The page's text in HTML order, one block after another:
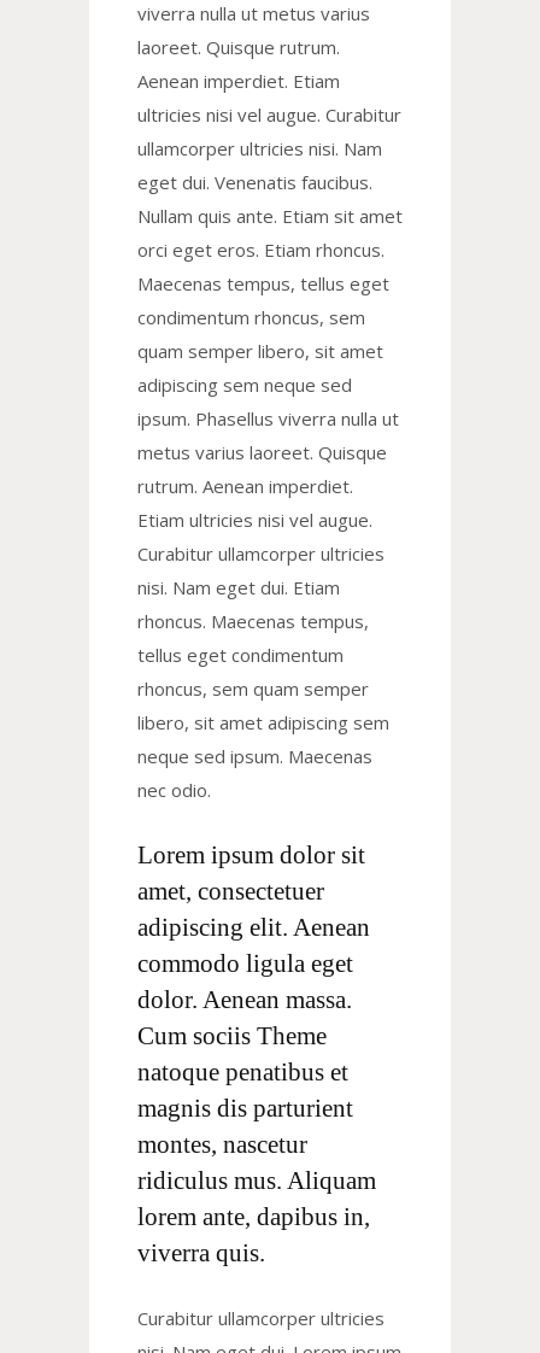
viverra nulla ut metus varius
laoreet. Quisque rutrum.
Aenean imperdiet. Etiam
ultricies nisi vel augue. Curabitur
ullamcorper ultricies nisi. Nam
eget dui. Venenatis faucibus.
Nullam quis ante. Etiam sit amet
orci eget eros. Etiam rhoncus.
Maecenas tempus, tellus eget
condimentum rhoncus, sem
quam semper libero, sit amet
adipiscing sem neque sed
ipsum. Phasellus viverra nulla ut
metus varius laoreet. Quisque
rutrum. Aenean imperdiet.
Etiam ultricies nisi vel augue.
Curabitur ullamcorper ultricies
nisi. Nam eget dui. Etiam
rhoncus. Maecenas tempus,
tellus eget condimentum
rhoncus, sem quam semper
libero, sit amet adipiscing sem
neque sed ipsum. Maecenas
nec odio.
Lorem ipsum dolor sit
amet, consectetuer
adipiscing elit. Aenean
commodo ligula eget
dolor. Aenean massa.
Cum sociis Theme
natoque penatibus et
magnis dis parturient
montes, nascetur
ridiculus mus. Aliquam
lorem ante, dapibus in,
viverra quis.
Curabitur ullamcorper ultricies